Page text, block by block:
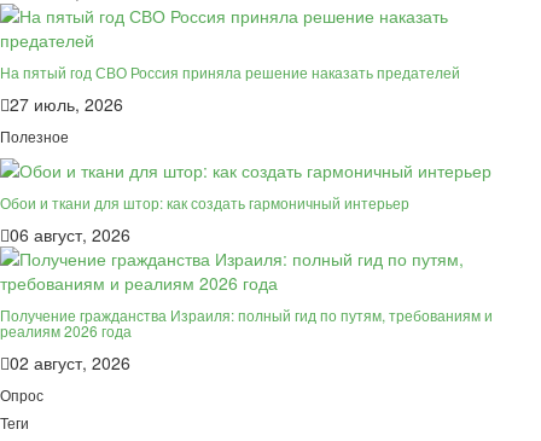
На пятый год СВО Россия приняла решение наказать предателей
27 июль, 2026
Полезное
Обои и ткани для штор: как создать гармоничный интерьер
06 август, 2026
Получение гражданства Израиля: полный гид по путям, требованиям и
реалиям 2026 года
02 август, 2026
Опрос
Теги